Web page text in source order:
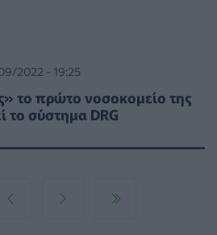
2022 - 19:25
το πρώτο νοσοκομείο της
το σύστημα DRG